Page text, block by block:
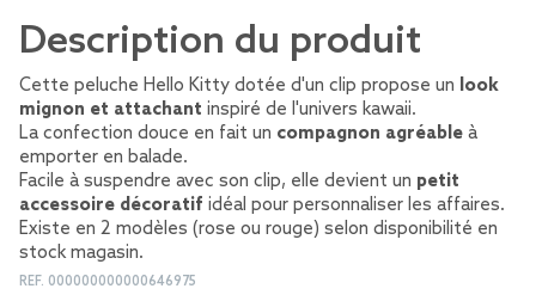
Description du produit
Cette peluche Hello Kitty dotée d'un clip propose un look
mignon et attachant inspiré de l'univers kawaii.
La confection douce en fait un compagnon agréable à
emporter en balade.
Facile à suspendre avec son clip, elle devient un petit
accessoire décoratif idéal pour personnaliser les affaires.
Existe en 2 modèles (rose ou rouge) selon disponibilité en
stock magasin.
REF. 000000000000646975